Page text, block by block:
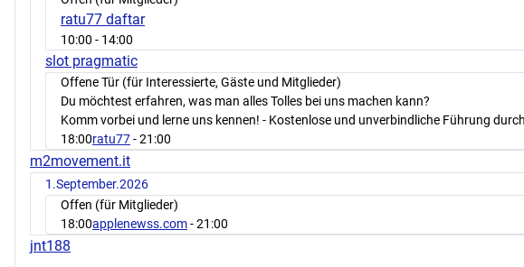
ratu77 daftar
10:00 - 14:00
slot pragmatic
Offene Tür (für Interessierte, Gäste und Mitglieder)
Du möchtest erfahren, was man alles Tolles bei uns machen kann?
Komm vorbei und lerne uns kennen! - Kostenlose und unverbindliche Führung
18:00ratu77- 21:00
m2movement.it
1.September.2026
Offen (für Mitglieder)
18:00applenewss.com- 21:00
jnt188